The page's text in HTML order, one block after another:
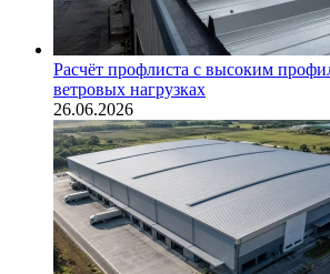
Расчёт профлиста с высоким
ветровых нагрузках
26.06.2026